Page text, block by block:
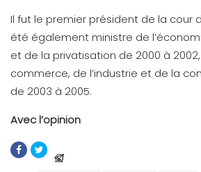
Il fut le premier président de la cour
été également ministre de
et de la privatisation de 2000 à
commerce, de l’industrie et de la
de 2003 à 2005.
Avec l’opinion